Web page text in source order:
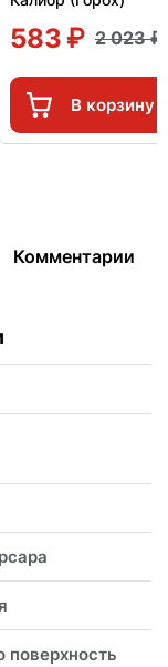
583 2 023
В корзину
Комментарии
поверхность